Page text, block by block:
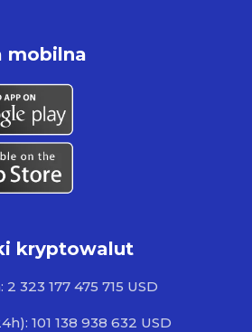
mobilna
kryptowalut
323 177 475 715 USD
101 138 938 632 USD